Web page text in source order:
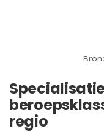
Bron:
regio